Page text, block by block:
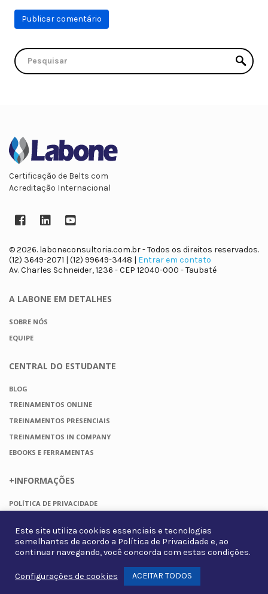
Certificação de Belts com
Acreditação Internacional
Facebook
LinkedInYouTube
© 2026. laboneconsultoria.com.br - Todos os direitos reservados.
(12) 3649-2071 | (12) 99649-3448 | Entrar em contato
Av. Charles Schneider, 1236 - CEP 12040-000 - Taubaté
A LABONE EM DETALHES
SOBRE NÓS
EQUIPE
CENTRAL DO ESTUDANTE
BLOG
TREINAMENTOS ONLINE
TREINAMENTOS PRESENCIAIS
TREINAMENTOS IN COMPANY
EBOOKS E FERRAMENTAS
+INFORMAÇÕES
POLÍTICA DE PRIVACIDADE
FAQ
CONTATO
Este site utiliza cookies essenciais e tecnologias
semelhantes de acordo a Política de Privacidade e, ao
continuar navegando, você concorda com estas condições.
Configurações de cookies ACEITAR TODOS